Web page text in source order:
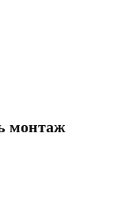
монтаж